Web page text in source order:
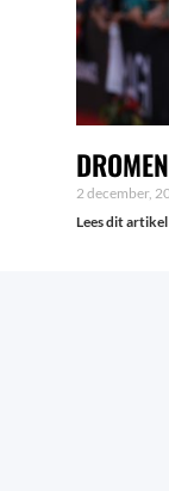
2 december,
Lees dit artikel